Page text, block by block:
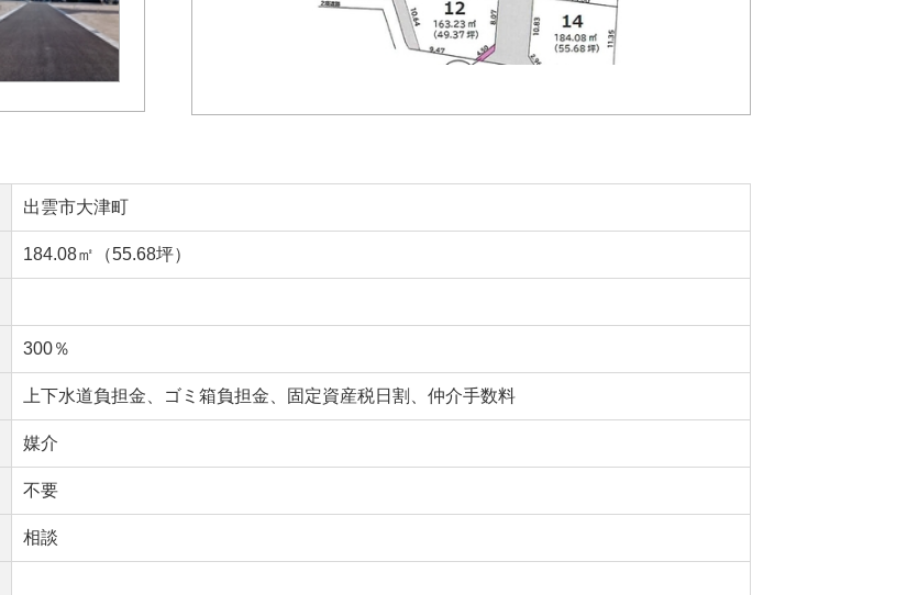
出雲市大津町
184.08㎡（55.68坪）
300％
上下水道負担金、ゴミ箱負担金、固定資産税日割、仲介手数料
媒介
不要
相談